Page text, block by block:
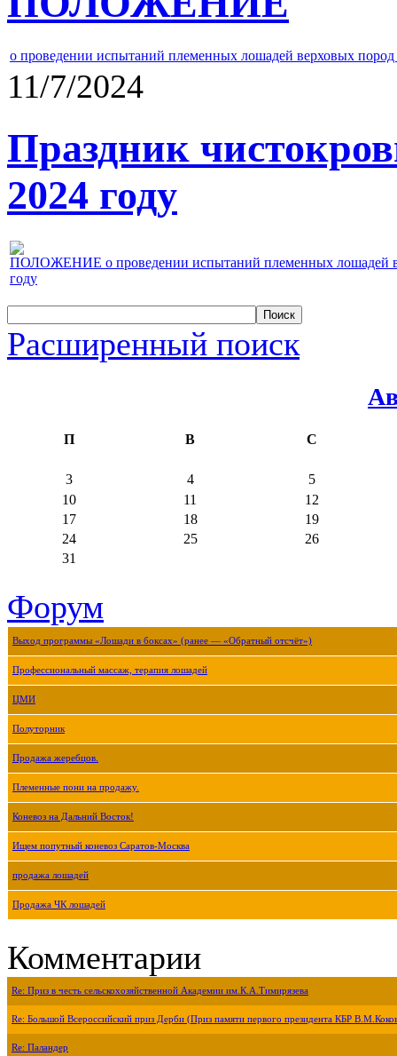
о проведении испытаний племенных лошадей верховых
11/7/2024
Праздник
2024 году
ПОЛОЖЕНИЕ о проведении испытаний племенных лошадей
году
Расширенный поиск
П В С
3 4
5
10
11
12
17
18
19
24
25
26
31
Форум
Выход программы «Лошади в боксах» (ранее — «Обратный отсчёт»)
Профессиональный массаж, терапия лошадей
ЦМИ
Полуторник
Продажа жеребцов.
Племенные пони на продажу.
Коневоз на Дальний Восток!
Ищем попутный коневоз Саратов-Москва
продажа лошадей
Продажа ЧК лошадей
Комментарии
Re: Приз в честь сельскохозяйственной Академии им.К.А.Тимирязева
Re: Большой Всероссийский приз Дерби (Приз памяти первого президента КБР
Re: Паландер